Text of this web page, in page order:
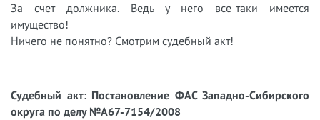
За счет должника. Ведь у него все-таки имеется
имущество!
Ничего не понятно? Смотрим судебный акт!
Судебный акт: Постановление ФАС Западно-Сибирского
округа по делу №А67-7154/2008